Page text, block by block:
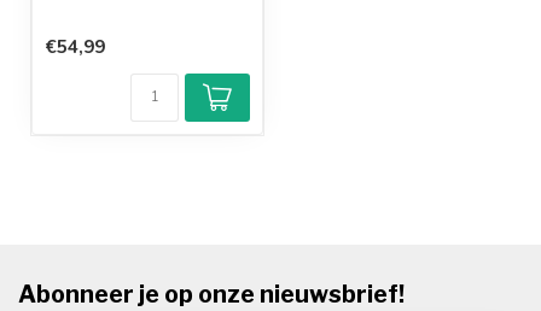
€54,99
Abonneer je op onze nieuwsbrief!